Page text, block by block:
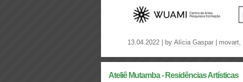
13.04.2022 | by Alícia Gaspar movart,
Ateliê Mutamba - Residências Artísticas